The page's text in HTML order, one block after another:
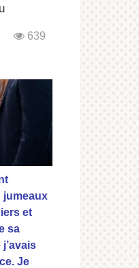
639
jumeaux
et
sa
Je